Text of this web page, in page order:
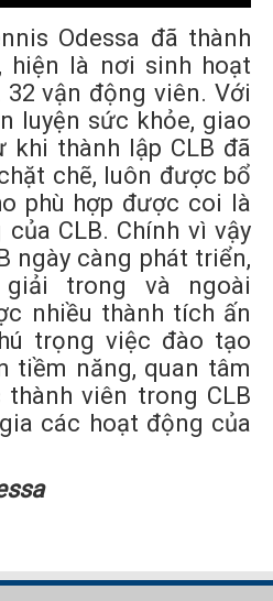
Odessa đã thành
hiện là nơi sinh hoạt
vận động viên. Với
luyện sức khỏe, giao
khi thành lập CLB đã
chẽ, luôn được bổ
phù hợp được coi là
CLB. Chính vì vậy
ngày càng phát triển,
trong và ngoài
nhiều thành tích ấn
trọng việc đào tạo
tiềm năng, quan tâm
viên trong CLB
các hoạt động của